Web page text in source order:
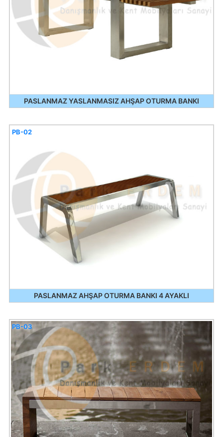
PASLANMAZ YASLANMASIZ AHŞAP OTURMA BANKI
PASLANMAZ AHŞAP OTURMA BANKI 4 AYAKLI
PB-02
PB-03